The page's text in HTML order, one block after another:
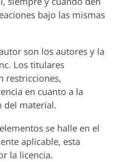
bajo las mismas
son los autores y la
Los titulares
restricciones,
en cuanto a la
del material.
se halle en el
aplicable, esta
la licencia.